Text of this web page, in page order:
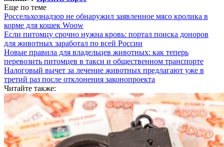
Еще по теме
Россельхознадзор не обнаружил заявленное мясо кролика в
корме для кошек Woow
Если питомцу срочно нужна кровь: портал поиска доноров
для животных заработал по всей России
Новые правила для владельцев животных: как теперь
перевозить питомцев в такси и общественном транспорте
Налоговый вычет за лечение животных предлагают уже в
третий раз после отклонения законопроекта
Читайте также: